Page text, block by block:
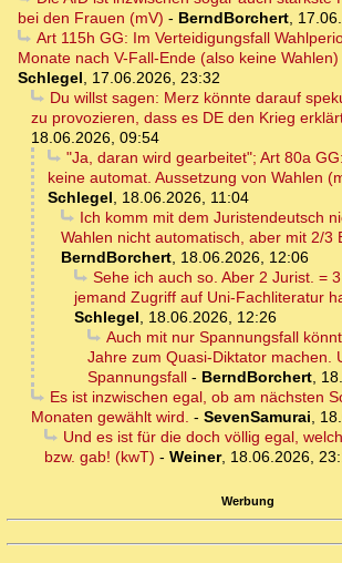
bei den Frauen (mV) - BerndBorchert,
Art 115h GG: Im Verteidigungsfall
Monate nach V-Fall-Ende (also keine
Schlegel, 17.06.2026, 23:32
Du willst sagen: Merz könnte darauf
zu provozieren, dass es DE den Krieg
18.06.2026, 09:54
"Ja, daran wird gearbeitet"; Art 80a
keine automat. Aussetzung von Wahlen
Schlegel, 18.06.2026, 11:04
Ich komm mit dem Juristendeutsch
Wahlen nicht automatisch, aber mit 2/3
BerndBorchert, 18.06.2026, 12:06
Sehe ich auch so. Aber 2 Jurist. =
jemand Zugriff auf Uni-Fachliteratur
Schlegel, 18.06.2026, 12:26
Auch mit nur Spannungsfall
Jahre zum Quasi-Diktator machen.
Spannungsfall - BerndBorchert,
Es ist inzwischen egal, ob am nächsten
Monaten gewählt wird. - SevenSamurai,
Und es ist für die doch völlig egal,
bzw. gab! (kwT) - Weiner, 18.06.2026,
Werbung